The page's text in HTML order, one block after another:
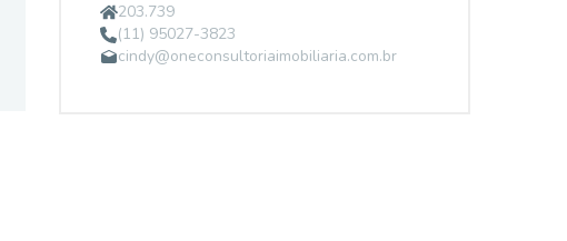
203.739
(11) 95027-3823
cindy@oneconsultoriaimobiliaria.com.br